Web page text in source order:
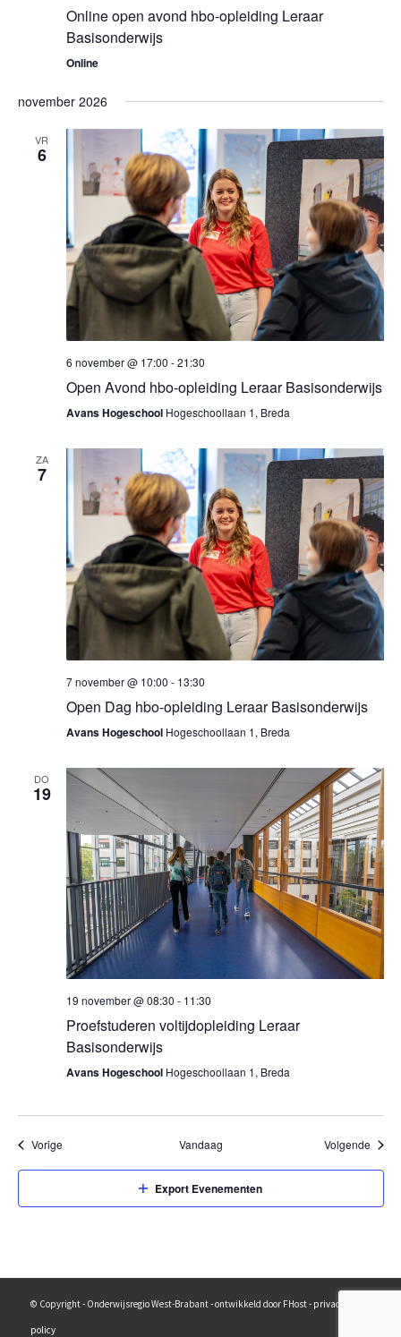
Online open avond hbo-opleiding Leraar
Basisonderwijs
Online
november 2026
VR
6
6 november @ 17:00 -21:30
Open Avond hbo-opleiding Leraar Basisonderwijs
Avans Hogeschool Hogeschoollaan 1, Breda
ZA
7
7 november @ 10:00 - 13:30
Open Dag hbo-opleiding Leraar Basisonderwijs
Avans Hogeschool Hogeschoollaan 1, Breda
DO
19
19 november @ 08:30 - 11:30
Proefstuderen voltijdopleiding Leraar
Basisonderwijs
Avans Hogeschool Hogeschoollaan 1, Breda
VorigeEvenementen Vandaag Volgende
Export Evenementen
© Copyright - Onderwijsregio West-Brabant - ontwikkeld door FHost - privacy
policy